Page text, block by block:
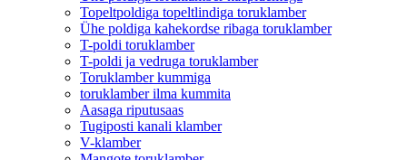
Topeltpoldiga topeltlindiga toruklamber
Ühe poldiga kahekordse ribaga toruklamber
T-poldi toruklamber
T-poldi ja vedruga toruklamber
Toruklamber kummiga
toruklamber ilma kummita
Aasaga riputusaas
Tugiposti kanali klamber
V-klamber